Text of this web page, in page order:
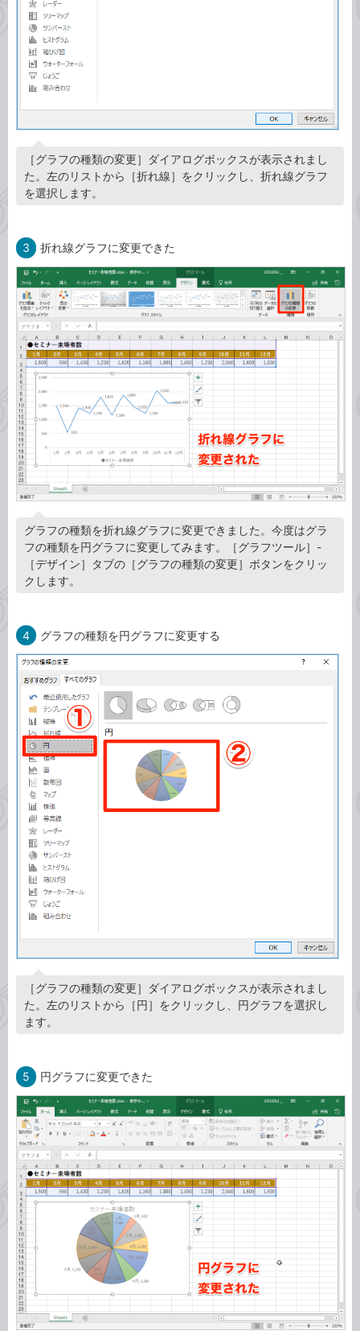
［グラフの種類の変更］ダイアログボックスが表示されまし
た。左のリストから［折れ線］をクリックし、折れ線グラフ
を選択します。
3 折れ線グラフに変更できた
グラフの種類を折れ線グラフに変更できました。今度はグラ
フの種類を円グラフに変更してみます。［グラフツール］-
［デザイン］タブの［グラフの種類の変更］ボタンをクリッ
クします。
4 グラフの種類を円グラフに変更する
［グラフの種類の変更］ダイアログボックスが表示されまし
た。左のリストから［円］をクリックし、円グラフを選択し
ます。
5 円グラフに変更できた